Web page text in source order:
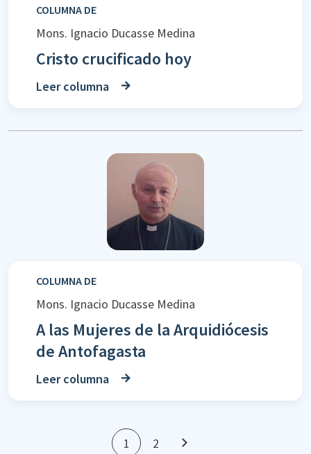
COLUMNA DE
Mons. Ignacio Ducasse Medina
Cristo crucificado hoy
Leer columna
COLUMNA DE
Mons. Ignacio Ducasse Medina
A las Mujeres de la Arquidiócesis
de Antofagasta
Leer columna
1 2